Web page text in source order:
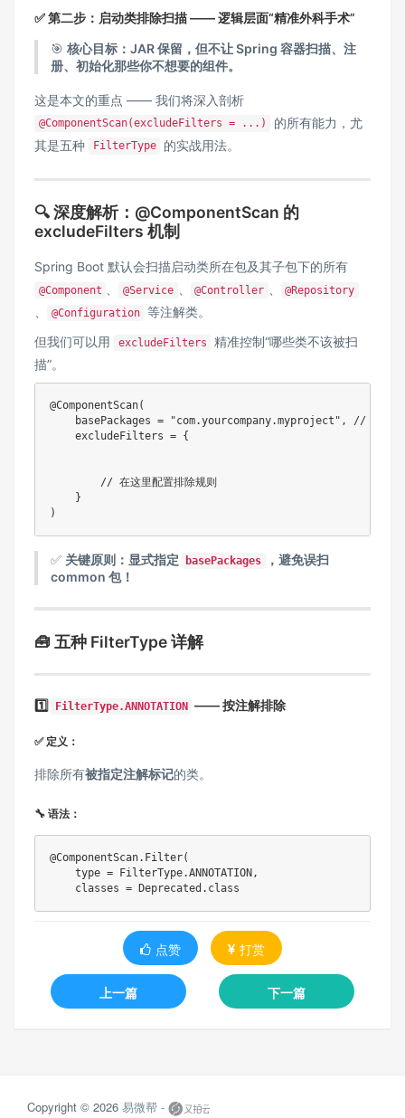
✅ 第二步：启动类排除扫描 —— 逻辑层面“精准外科手术”
🎯 核心目标：JAR 保留，但不让 Spring 容器扫描、注
册、初始化那些你不想要的组件。
这是本文的重点 —— 我们将深入剖析
@ComponentScan(excludeFilters = ...)
的所有能力，尤
其是五种
FilterType 的实战用法。
🔍 深度解析：@ComponentScan 的
excludeFilters 机制
Spring Boot 默认会扫描启动类所在包及其子包下的所有
@Component @Service @Controller @Repository
@Configuration 等注解类。
但我们可以用
excludeFilters
精准控制“哪些类不该被扫
描”。
@ComponentScan(
    basePackages
= "com.yourcompany.myproject" ,
// 显式指
    excludeFilters
= {
// 在这里配置排除规则
}
)
✅ 关键原则：显式指定 basePackages
，避免误扫
common 包！
🧰 五种 FilterType 详解
1️⃣ FilterType.ANNOTATION —— 按注解排除
✅ 定义：
排除所有被指定注解标记的类。
🔧 语法：
@ComponentScan.Filter(
    type
= FilterType.ANNOTATION ,
    classes
= Deprecated . class
点赞 打赏
上一篇 下一篇
Copyright © 2026 易微帮 -